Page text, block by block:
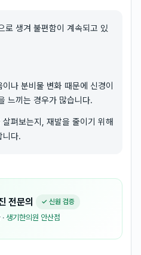
로 생겨 불편함이 계속되고 있
나 분비물 변화 때문에 신경이
느끼는 경우가 많습니다.
펴보는지, 재발을 줄이기 위해
니다.
전문의 ✓ 신원 검증
· 생기한의원 안산점